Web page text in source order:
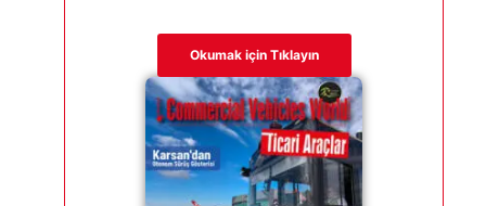
Okumak için Tıklayın